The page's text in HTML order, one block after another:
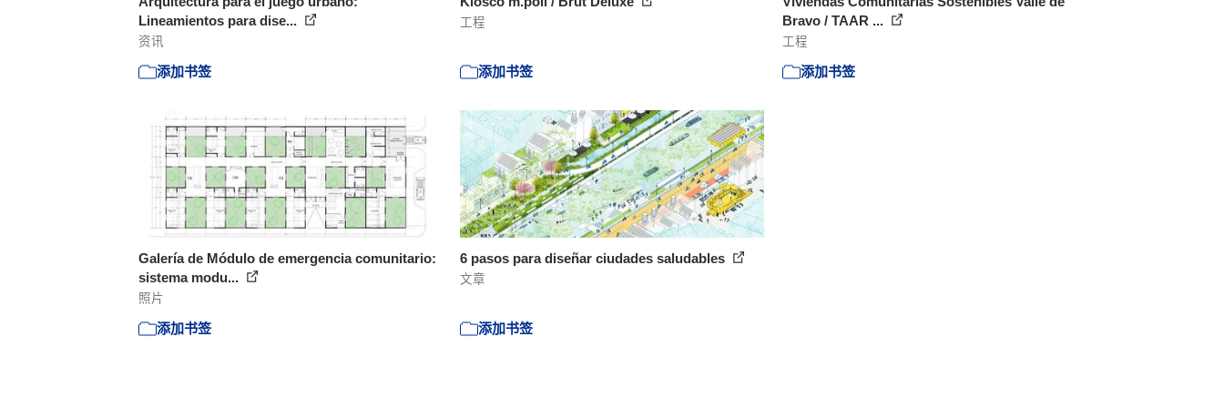
Lineamientos para dise...
资讯
添加书签
工程
添加书签
Bravo / TAAR ...
工程
添加书签
Galería de Módulo de emergencia comunitario:
sistema modu...
照片
添加书签
6 pasos para diseñar ciudades saludables
文章
添加书签